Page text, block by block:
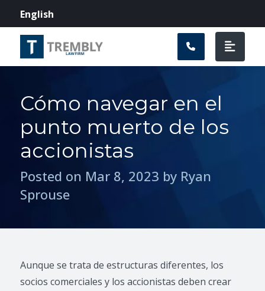
English
Cómo navegar en el
punto muerto de los
accionistas
Posted on Mar 8, 2023 by Ryan
Sprouse
Aunque se trata de estructuras diferentes, los
socios comerciales y los accionistas deben crear